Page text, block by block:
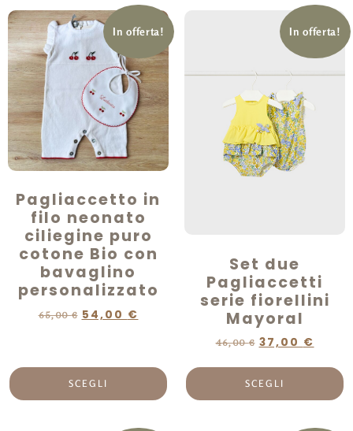
In offerta!
Pagliaccetto in
filo neonato
ciliegine puro
cotone Bio con
bavaglino
personalizzato
65,00€ 54,00 €
SCEGLI
In offerta!
Set due
Pagliaccetti
serie fiorellini
Mayoral
46,00€ 37,00 €
SCEGLI